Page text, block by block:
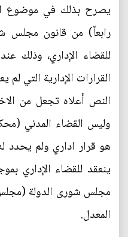
رابعاً) من قانون مجلس
للقضاء الإداري، وذلك
القرارات الإدارية التي
النص أعلاه تجعل من
وليس القضاء المدني
هو قرار اداري ولم
المعدل.